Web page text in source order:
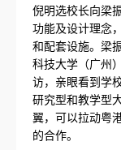
倪明选校长向梁
功能及设计理念
和配套设施。梁
科技大学（广州
访，亲眼看到学
研究型和教学型
翼，可以拉动粤
的合作。